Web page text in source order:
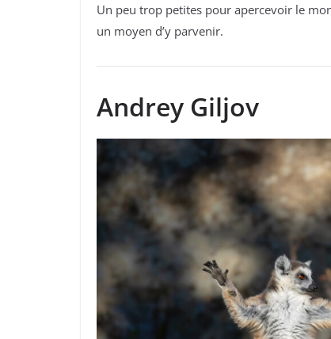
Un peu trop petites pour apercevoir le
un moyen d’y parvenir.
Andrey Giljov